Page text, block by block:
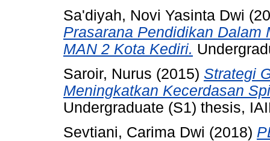
Sa'diyah, Novi Yasinta Dwi
Prasarana Pendidikan Dalam
MAN 2 Kota Kediri.
Saroir, Nurus (2015) Strategi
Meningkatkan Kecerdasan
Undergraduate (S1) thesis,
Sevtiani, Carima Dwi (2018)